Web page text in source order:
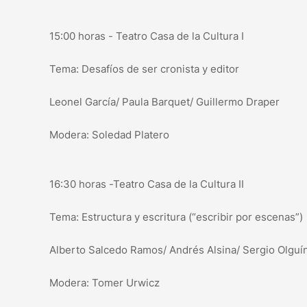
15:00 horas - Teatro Casa de la Cultura I
Tema: Desafíos de ser cronista y editor
Leonel García/ Paula Barquet/ Guillermo Draper
Modera: Soledad Platero
16:30 horas -Teatro Casa de la Cultura II
Tema: Estructura y escritura (“escribir por escenas”)
Alberto Salcedo Ramos/ Andrés Alsina/ Sergio
Modera: Tomer Urwicz